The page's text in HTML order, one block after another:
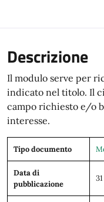
Descrizione
Il modulo serve per
indicato nel titolo. Il
campo richiesto e/o
interesse.
Tipo documento
Data di
pubblicazione